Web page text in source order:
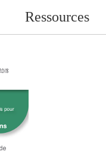
Ressources